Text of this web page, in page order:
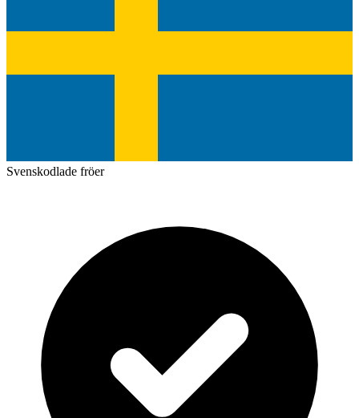
Svenskodlade fröer